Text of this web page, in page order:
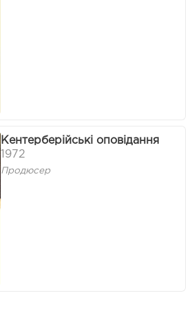
Кентерберійські оповідання
1972
Продюсер